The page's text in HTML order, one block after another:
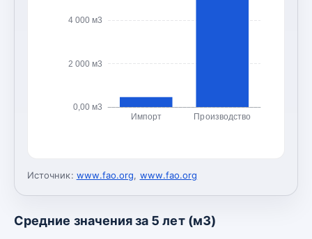
0,00 м3
2 000 м3
4 000 м3
Импорт Производство
Источник: www.fao.org, www.fao.org
Средние значения за 5 лет (м3)